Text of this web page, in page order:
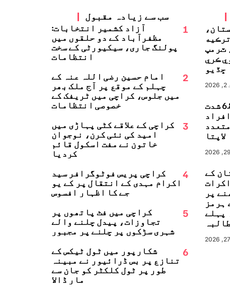
ٽرمپ
ڪري
ڇڏيو
جاپان میں 6.8 شدت
کا زلزلہ، 13 افراد
لاپتا
کے
پر
ہرمز
پہلے
سب سے زیادہ مقبول
1
آزاد کشمیر انتخابات:
مظفرآباد کے دو حلقوں میں
پولنگ جاری، سیکیورٹی کے سخت
انتظامات
2
امام حسین رضی اللہ عنہ کے
چہلم کے موقع پر آج ملک بھر
میں جلوس، کراچی میں ٹریفک کے
خصوصی انتظامات
3
کراچی کے علاقے کٹی پہاڑی میں
امید کی نئی کرن، نوجوان
خاتون نے مفت اسکول قائم
کردیا
4
کراچی پریس فوٹوگرافر سید
اکرام مہدی کے انتقال پر کے یو
جے کا اظہارِ افسوس
5
کراچی میں فٹ پاتھوں پر
تجاوزات، پیدل چلنے والے
شہری سڑکوں پر چلنے پر مجبور
6
شکارپور میں ٹول ٹیکس کے
تنازع پر بس ڈرائیور نے مبینہ
طور پر ٹول کلکٹر کو جان سے
مار ڈالا